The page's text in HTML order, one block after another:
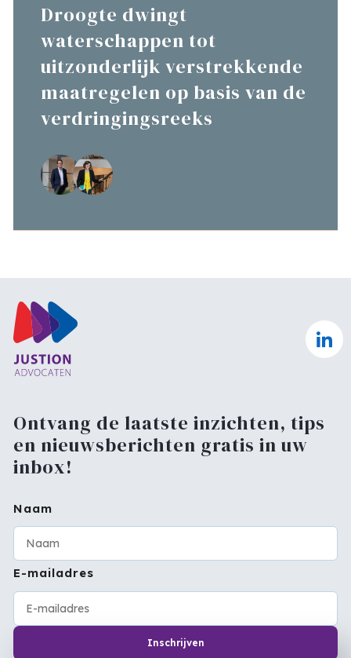
Droogte dwingt
waterschappen tot
uitzonderlijk verstrekkende
maatregelen op basis van de
verdringingsreeks
Ontvang de laatste inzichten, tips
en nieuwsberichten gratis in uw
inbox!
Naam
E-mailadres
Inschrijven